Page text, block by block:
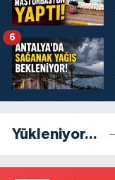
6
Yükleniyor...